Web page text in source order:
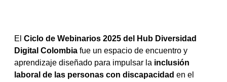
El Ciclo de Webinarios 2025 del Hub Diversidad
Digital Colombia fue un espacio de encuentro y
aprendizaje diseñado para impulsar la inclusión
laboral de las personas con discapacidad en el